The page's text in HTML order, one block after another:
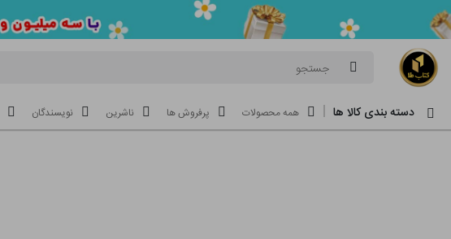
جستجو
دسته بندی کالا ها همه محصولات پرفروش ها ناشرین نویسندگان